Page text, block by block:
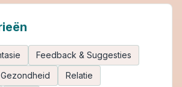
Feedback & Suggesties
Gezondheid
Relatie